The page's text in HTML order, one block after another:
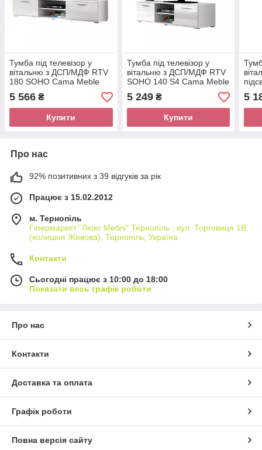
Тумба під телевізор у
вітальню з ДСП/МДФ RTV
180 SOHO Сama Meble
5 566 ₴
Купити
Тумба під телевізор у
вітальню з ДСП/МДФ RTV
SOHO 140 S4 Сama Meble
5 249₴
Купити
5
Про нас
92% позитивних з 39 відгуків за рік
Працює з 15.02.2012
м. Тернопіль
Гіпермаркет "Люкс Меблі" Тернопіль : вул. Торговиця 1В
(колишня Живова), Тернопіль, Україна
Контакти
Сьогодні працює з 10:00 до 18:00
Показати весь графік роботи
Про нас
Контакти
Доставка та оплата
Графік роботи
Повна версія сайту